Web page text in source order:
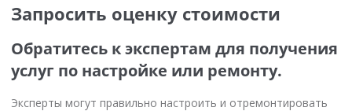
Запросить оценку стоимости
Обратитесь к экспертам для получения
услуг по настройке или ремонту.
Эксперты могут правильно настроить и отремонтировать